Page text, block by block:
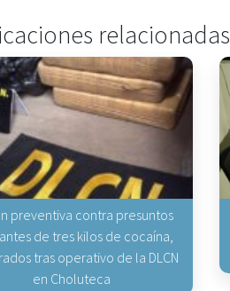
relacionadas
preventiva contra presuntos
de tres kilos de cocaína,
tras operativo de la DLCN
en Choluteca